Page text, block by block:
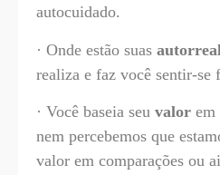
autocuidado.
· Onde estão suas
realiza e faz você sentir-se
· Você baseia seu valor em
nem percebemos que
valor em comparações ou